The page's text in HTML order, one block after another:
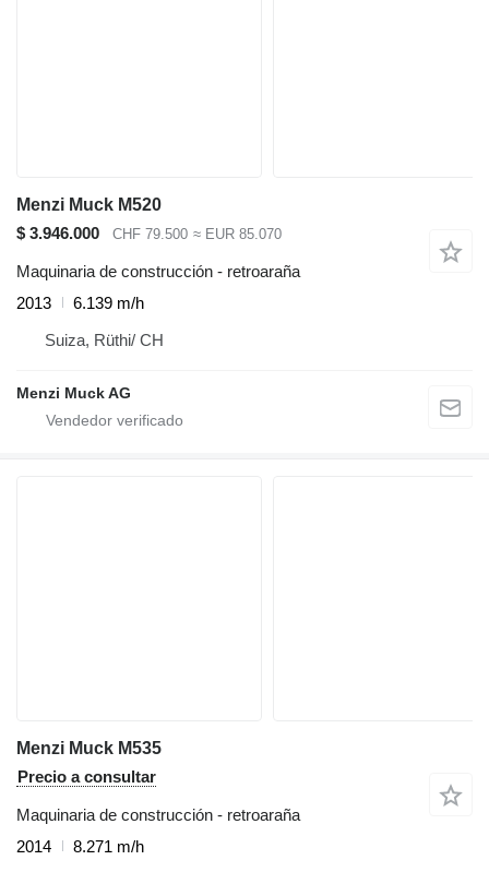
Menzi Muck M520
$ 3.946.000
CHF 79.500 ≈ EUR 85.070
Maquinaria de construcción - retroaraña
2013
6.139 m/h
Suiza, Rüthi/ CH
Menzi Muck AG
Menzi Muck M535
Precio a consultar
Maquinaria de construcción - retroaraña
2014
8.271 m/h